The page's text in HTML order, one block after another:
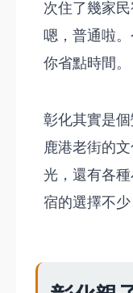
次住了幾家
嗯，普通啦
你省點時間。
彰化其實是
鹿港老街的
光，還有各
宿的選擇不